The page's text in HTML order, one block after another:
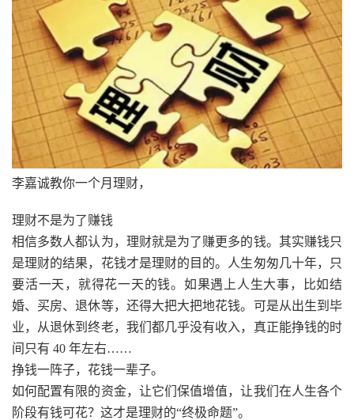
李嘉诚教你一个月理财，
理财不是为了赚钱
相信多数人都认为，理财就是为了赚更多的钱。其实赚钱只
是理财的结果，花钱才是理财的目的。人生匆匆几十年，只
要活一天，就得花一天的钱。如果遇上人生大事，比如结
婚、买房、退休等，还得大把大把地花钱。可是从出生到毕
业，从退休到终老，我们都几乎没有收入，真正能挣钱的时
间只有 40 年左右……
挣钱一阵子，花钱一辈子。
如何配置有限的资金，让它们保值增值，让我们在人生各个
阶段有钱可花？这才是理财的“终极命题”。